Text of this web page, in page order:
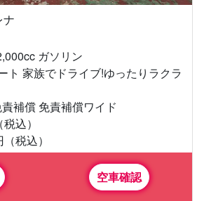
ナ
ガソリン
ト 家族でドライブ!ゆったりラクラ
補償 免責補償ワイド
込）
税込）
空車確認